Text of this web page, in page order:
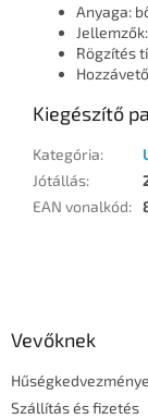
Anyaga:
Rögzítés
Kiegészítő
Kategória:
Jótállás:
EAN vonalkód:
Vevőknek
Szállítás és fizetés